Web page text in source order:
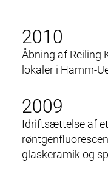
2010
Åbning af Reiling
lokaler i Hamm-
2009
Idriftsættelse af
glaskeramik og